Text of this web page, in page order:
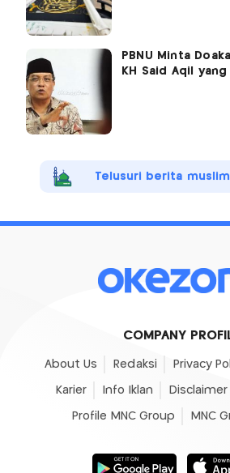
PBNU Minta
KH Said Aqil
Telusuri berita
COMPANY
About Us Redaksi Privacy
Karier Info Iklan Disclaimer
Profile MNC Group MNC